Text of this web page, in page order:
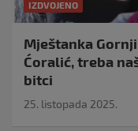
IZDVOJENO
Mještanka
Ćoralić, treba
bitci
25. listopada 2025.